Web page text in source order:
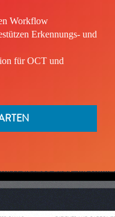
Workflow
Erkennungs- und
für OCT und